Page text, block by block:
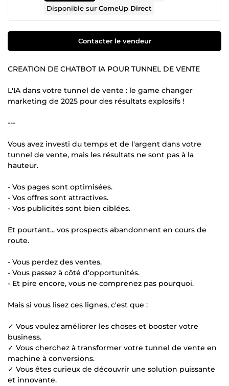
Disponible surComeUp Direct
Contacter le vendeur
CREATION DE CHATBOT IA POUR TUNNEL DE VENTE
L'IA dans votre tunnel de vente : le game changer
marketing de 2025 pour des résultats explosifs !
---
Vous avez investi du temps et de l'argent dans votre
tunnel de vente, mais les résultats ne sont pas à la
hauteur.
- Vos pages sont optimisées.
- Vos offres sont attractives.
- Vos publicités sont bien ciblées.
Et pourtant... vos prospects abandonnent en cours de
route.
- Vous perdez des ventes.
- Vous passez à côté d'opportunités.
- Et pire encore, vous ne comprenez pas pourquoi.
Mais si vous lisez ces lignes, c'est que :
✓ Vous voulez améliorer les choses et booster votre
business.
✓ Vous cherchez à transformer votre tunnel de vente en
machine à conversions.
✓ Vous êtes curieux de découvrir une solution puissante
et innovante.